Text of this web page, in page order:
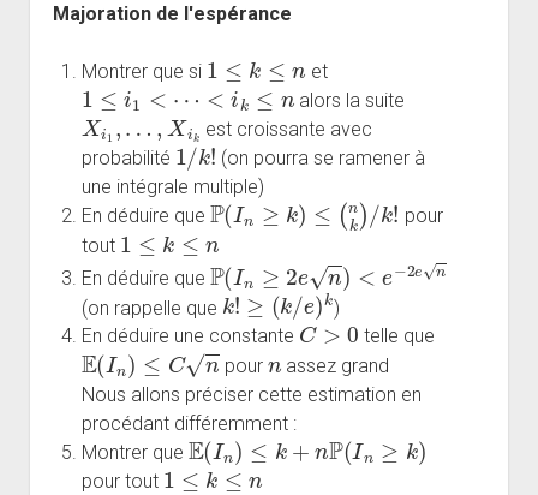
Majoration de l'espérance
Montrer que si
1 k ≤n
et
1≤i1<⋯<ik ≤n
alors la suite
Xi1, …,X k
est croissante avec
probabilité
1/k!
(on pourra se ramener à
une intégrale multiple)
En déduire que
P(In≥k ≤ (n ) /k!
pour
tout
1≤k ≤n
En déduire que
P(In 2 en e−2
(on rappelle que
k!≥( k/e)k
)
En déduire une constante
C> 0
telle que
E(In)≤Cn
pour
n
assez grand
Nous allons préciser cette estimation en
procédant différemment :
Montrer que
E(In)≤k +nP ≥k)
pour tout
1≤ k≤n